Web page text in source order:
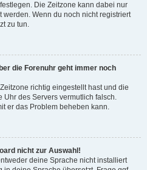
Die Zeitzone kann dabei nur
Wenn du noch nicht registriert
zu tun.
die Forenuhr geht immer noch
richtig eingestellt hast und die
Uhr des Servers vermutlich falsch.
er das Problem beheben kann.
nicht zur Auswahl!
deine Sprache nicht installiert